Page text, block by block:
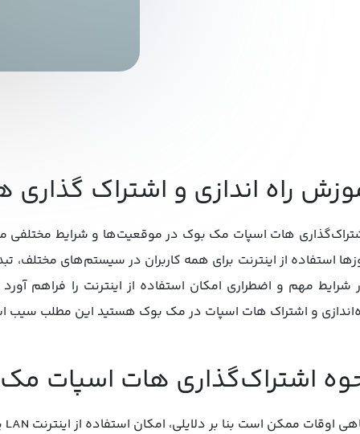
راه اندازی و اشتراک
هات اسپات مک بوک در موقعیت‌ها و شرایط مختلفی
استفاده از اینترنت برای همه کاربران در سیستم‌های مختلف،
شرایط مهم و اضطراری امکان استفاده از اینترنت را فراهم
و اشتراک هات اسپات در مک ‌بوک هستید این مطلب سیب
اشتراک‌گذاری هات اسپات مک